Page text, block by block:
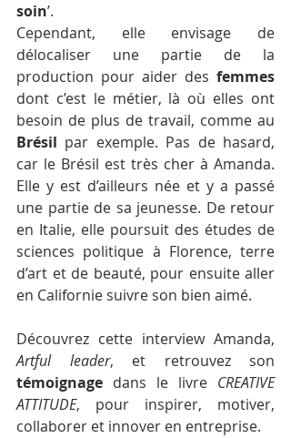
soin’.
Cependant, elle envisage de
délocaliser une partie de la
production pour aider des femmes
dont c’est le métier, là où elles ont
Brésil par exemple. Pas de hasard,
car le Brésil est très cher à Amanda.
Elle y est d’ailleurs née et y a passé
une partie de sa jeunesse. De retour
en Italie, elle poursuit des études de
sciences politique à Florence, terre
d’art et de beauté, pour ensuite aller
en Californie suivre son bien aimé.
Artful leader
témoignage dans le livre CREATIVE
ATTITUDE, pour inspirer, motiver,
collaborer et innover en entreprise.